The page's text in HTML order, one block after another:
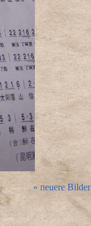
« neuere Bilder